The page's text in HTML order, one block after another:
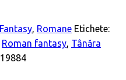
Fantasy, Romane Etichete:
Roman fantasy, Tânăra
19884